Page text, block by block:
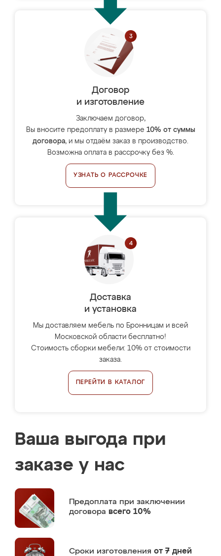
Договор
и изготовление
Заключаем договор,
Вы вносите предоплату в размере 10% от суммы
договора, и мы отдаём заказ в производство.
Возможна оплата в рассрочку без %.
УЗНАТЬ О РАССРОЧКЕ
Доставка
и установка
Мы доставляем мебель по Бронницам и всей
Московской области бесплатно!
Стоимость сборки мебели: 10% от стоимости
заказа.
ПЕРЕЙТИ В КАТАЛОГ
Ваша выгода при
заказе у нас
Предоплата при заключении
договора всего 10%
Сроки изготовления от 7 дней